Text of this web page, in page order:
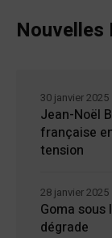
Nouvelles
Jean-Noël
française
tension
30 janvier 2025
Goma
dégrade
28 janvier 2025